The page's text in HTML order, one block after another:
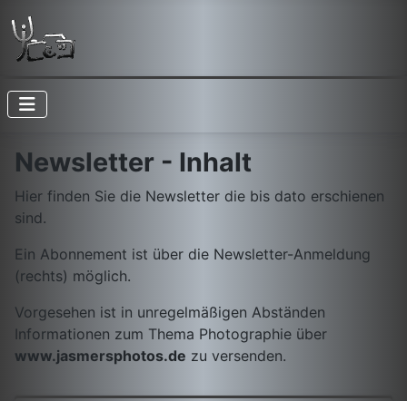
Newsletter - Inhalt
Hier finden Sie die Newsletter die bis dato erschienen
sind.
Ein Abonnement ist über die Newsletter-Anmeldung
(rechts) möglich.
Vorgesehen ist in unregelmäßigen Abständen
Informationen zum Thema Photographie über
www.jasmersphotos.de zu versenden.